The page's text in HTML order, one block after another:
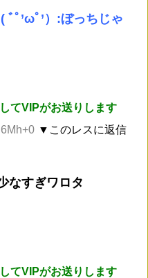
ﾟ’ωﾟ’）:ぼっちじゃ
てVIPがお送りします
▼このレスに返信
なすぎワロタ
てVIPがお送りします